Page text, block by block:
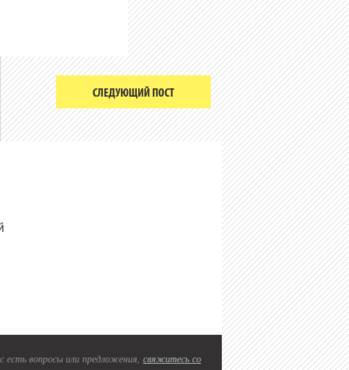
СЛЕДУЮЩИЙ ПОСТ
есть вопросы или предложения, свяжитесь со